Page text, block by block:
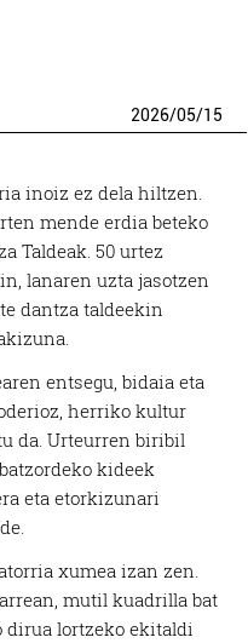
2026/05/15
inoiz ez dela hiltzen.
mende erdia beteko
Taldeak. 50 urtez
lanaren uzta jasotzen
dantza taldeekin
entsegu, bidaia eta
herriko kultur
da. Urteurren biribil
kideek
eta etorkizunari
xumea izan zen.
mutil kuadrilla bat
dirua lortzeko ekitaldi